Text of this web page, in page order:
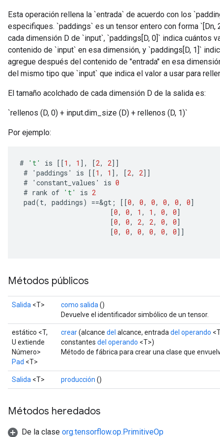
Esta operación rellena la `entrada` de acuerdo con los
especifiques. `paddings` es un tensor entero con forma `[Dn,
cada dimensión D de `input`, `paddings[D, 0]` indica cuántos
contenido de `input` en esa dimensión, y `paddings[D, 1]`
agregue después del contenido de "entrada" en esa
del mismo tipo que `input` que indica el valor a usar para
El tamaño acolchado de cada dimensión D de la salida es:
`rellenos (D, 0) + input.dim_size (D) + rellenos (D, 1)`
Por ejemplo:
# 't' is [[1 , 1 ] , [2, 2]]
#
' paddings ' is [[1 , 1 ] , [2, 2]]
#
' constant_values ' is 0
# rank of 't' is 2
pad(t, paddings) ==&gt ; [[0, 0, 0, 0, 0, 0]
[0, 0, 1 , 1 , 0, 0]
[0, 0, 2, 2, 0, 0]
[0, 0, 0, 0, 0, 0]]
Métodos públicos
Salida <T> como salida ()
Devuelve el identificador simbólico de un tensor.
estático <T,
U extiende
Número>
Pad <T>
crear(alcance del alcance, entrada del operando
constantes del operando <T>)
Método de fábrica para crear una clase que
Salida <T> producción ()
Métodos heredados
De la clase org.tensorflow.op.PrimitiveOp